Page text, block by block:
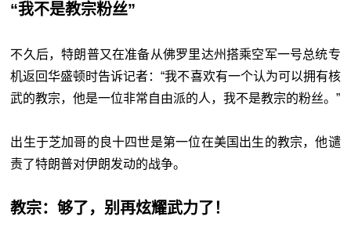
“我不是教宗粉丝”
不久后，特朗普又在准备从佛罗里达州搭乘空军一号总统专
机返回华盛顿时告诉记者：“我不喜欢有一个认为可以拥有核
武的教宗，他是一位非常自由派的人，我不是教宗的粉丝。”
出生于芝加哥的良十四世是第一位在美国出生的教宗，他谴
责了特朗普对伊朗发动的战争。
教宗：够了，别再炫耀武力了！